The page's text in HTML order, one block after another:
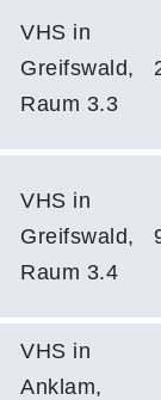
VHS in
Greifswald,
Raum 3.3
VHS in
Greifswald,
Raum 3.4
VHS in
Anklam,